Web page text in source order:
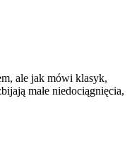
ale jak mówi klasyk,
małe niedociągnięcia,